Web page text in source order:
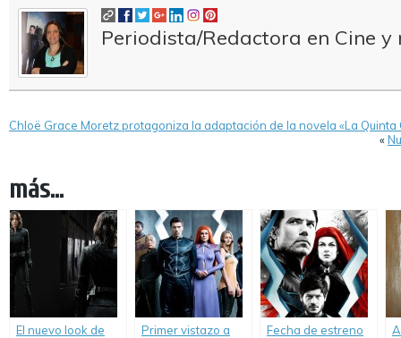
Periodista/Redactora en Cine y
Chloë Grace Moretz protagoniza la adaptación de la novela «La Quinta
«
más...
El nuevo look de
Primer vistazo a
Fecha de estreno